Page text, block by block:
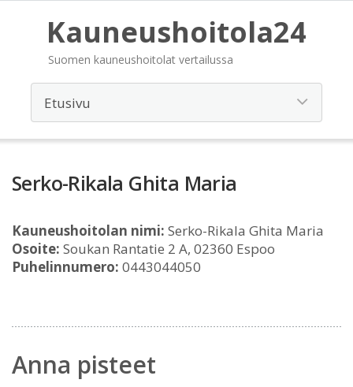
Kauneushoitola24
Suomen kauneushoitolat vertailussa
Serko-Rikala Ghita Maria
Kauneushoitolan nimi: Serko-Rikala Ghita Maria
Osoite: Soukan Rantatie 2 A, 02360 Espoo
Puhelinnumero: 0443044050
Anna pisteet